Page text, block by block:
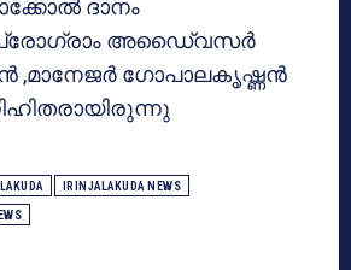
ദാനം
അഡൈ്വസര്‍
,മാനേജര്‍ ഗോപാലകൃഷ്ണന്‍
IRINJALAKUDA NEWS